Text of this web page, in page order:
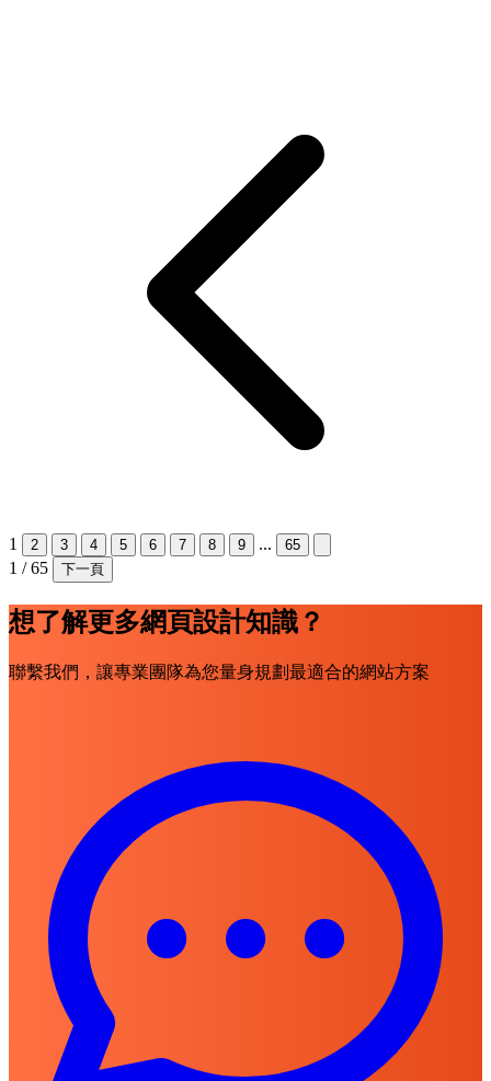
1 2 3 4 5 6 7 8 9 ... 65
1 / 65 下一頁
想了解更多網頁設計知識？
聯繫我們，讓專業團隊為您量身規劃最適合的網站方案